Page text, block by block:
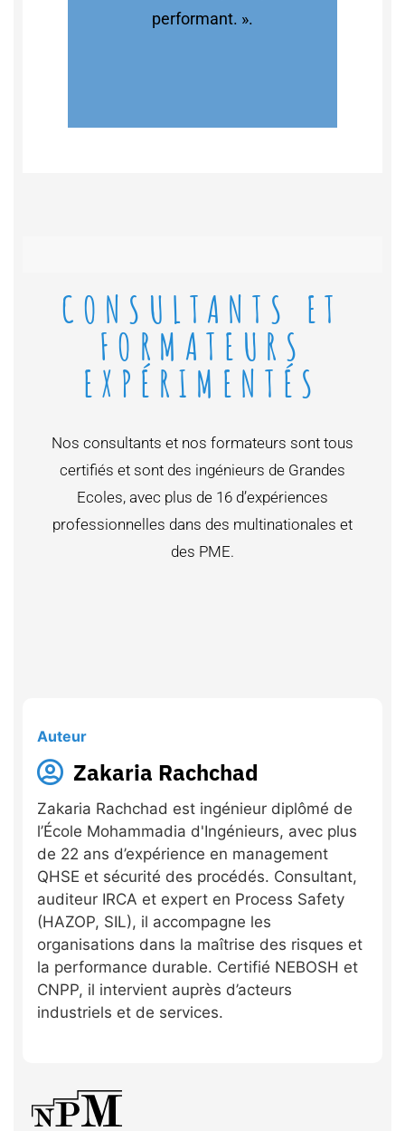
performant. ».
CONSULTANTS ET
FORMATEURS
EXPÉRIMENTÉS
Nos consultants et nos formateurs sont tous
certifiés et sont des ingénieurs de Grandes
Ecoles, avec plus de 16 d’expériences
professionnelles dans des multinationales et
des PME.
Auteur
Zakaria Rachchad
Zakaria Rachchad est ingénieur diplômé de
l’École Mohammadia d'Ingénieurs, avec plus
de 22 ans d’expérience en management
QHSE et sécurité des procédés. Consultant,
auditeur IRCA et expert en Process Safety
(HAZOP, SIL), il accompagne les
organisations dans la maîtrise des risques et
la performance durable. Certifié NEBOSH et
CNPP, il intervient auprès d’acteurs
industriels et de services.